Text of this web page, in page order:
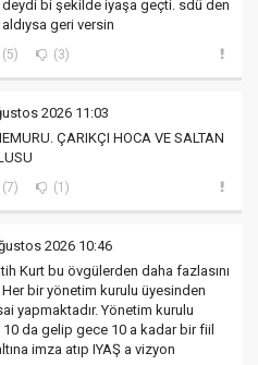
deydi bi şekilde iyaşa geçti. sdü den
geri versin
(5) (3)
2026 11:03
ÇARIKÇI HOCA VE SALTAN
(7) (1)
2026 10:46
Kurt bu övgülerden daha fazlasını
bir yönetim kurulu üyesinden
yapmaktadır. Yönetim kurulu
10 da gelip gece 10 a kadar bir fiil
imza atıp IYAŞ a vizyon